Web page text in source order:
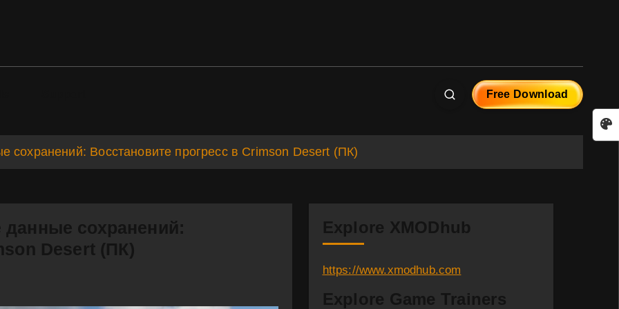
Free Download
сохранений: Восстановите прогресс в Crimson Desert (ПК)
сохранений:
Desert (ПК)
Explore XMODhub
https://www.xmodhub.com
Explore Game Trainers